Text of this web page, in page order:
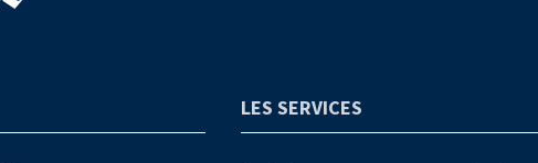
LES SERVICES